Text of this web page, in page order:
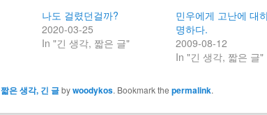
나도 걸렸던걸까?
2020-03-25
In "긴 생각, 짧은 글"
민우에게 고난에 대
명하다.
2009-08-12
In "긴 생각, 짧은 글"
짧은 생각, 긴 글bywoodykos. Bookmark the permalink.